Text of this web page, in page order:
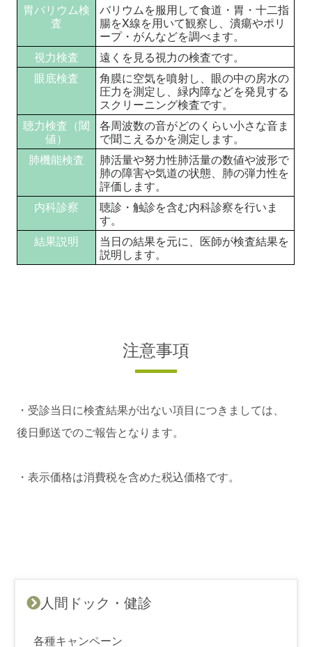
胃バリウム検
査
バリウムを服用して食道・胃・十二指
腸をX線を用いて観察し、潰瘍やポリ
ープ・がんなどを調べます。
視力検査
遠くを見る視力の検査です。
眼底検査
角膜に空気を噴射し、眼の中の房水の
圧力を測定し、緑内障などを発見する
スクリーニング検査です。
聴力検査（閾
値）
各周波数の音がどのくらい小さな音ま
で聞こえるかを測定します。
肺機能検査
肺活量や努力性肺活量の数値や波形で
肺の障害や気道の状態、肺の弾力性を
評価します。
内科診察
聴診・触診を含む内科診察を行いま
す。
結果説明
当日の結果を元に、医師が検査結果を
説明します。
注意事項
・受診当日に検査結果が出ない項目につきましては、
後日郵送でのご報告となります。
・表示価格は消費税を含めた税込価格です。
人間ドック・健診
各種キャンペーン